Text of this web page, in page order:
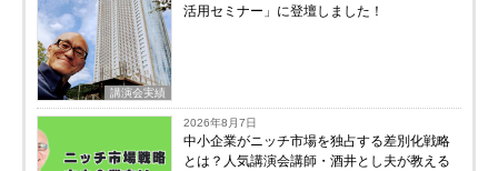
講演会実績
活用セミナー」に登壇しました！
2026年8月7日
中小企業がニッチ市場を独占する差別化戦略
とは？人気講演会講師・酒井とし夫が教える